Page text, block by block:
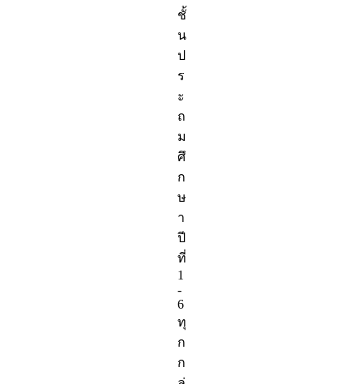
ชั้
น
ป
ร
ะ
ถ
ม
ศึ
ก
ษ
า
ปี
ที่
1
-
6
ทุ
ก
ก